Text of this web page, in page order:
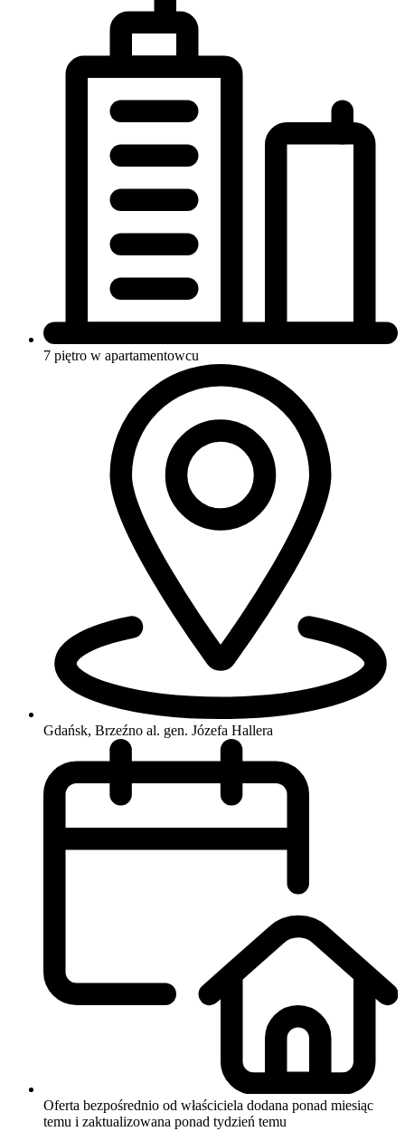
7 piętro w apartamentowcu
Gdańsk, Brzeźno al. gen. Józefa Hallera
Oferta bezpośrednio od właściciela dodana ponad miesiąc
temu i zaktualizowana ponad tydzień temu